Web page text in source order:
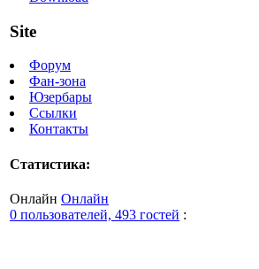
Site
Форум
Фан-зона
Юзербары
Ссылки
Контакты
Статистика:
Онлайн Онлайн
0 пользователей, 493 гостей :